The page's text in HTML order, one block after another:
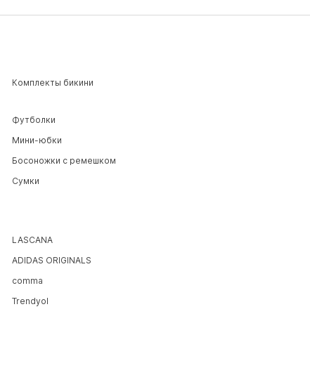
Комплекты бикини
Футболки
Мини-юбки
Босоножки с ремешком
Сумки
LASCANA
ADIDAS ORIGINALS
comma
Trendyol